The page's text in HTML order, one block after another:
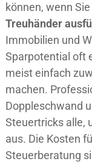
können, wenn
Treuhänder
Immobilien und
Sparpotential oft
meist einfach
machen.
Doppleschwand
Steuertricks alle,
aus. Die Kosten
Steuerberatung